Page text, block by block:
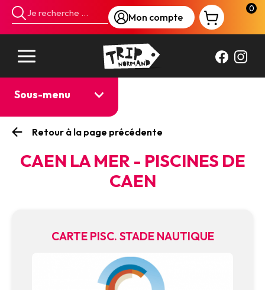
Mon compte
0
Sous-menu
Retour à la page précédente
CAEN LA MER - PISCINES DE
CAEN
CARTE PISC. STADE NAUTIQUE
Panneau de gestion des cookies